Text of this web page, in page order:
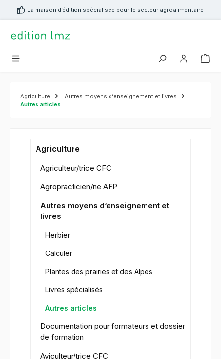
principal
La maison d’édition spécialisée pour le secteur agroalimentaire
Agriculture
Autres moyens d‘enseignement et livres
Autres articles
Agriculture
Agriculteur/trice CFC
Agropracticien/ne AFP
Autres moyens d‘enseignement et
livres
Herbier
Calculer
Plantes des prairies et des Alpes
Livres spécialisés
Autres articles
Documentation pour formateurs et dossier
de formation
Aviculteur/trice CFC